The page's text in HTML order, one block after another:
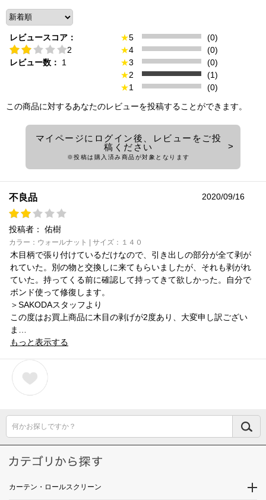
レビュースコア：
2
レビュー数：
1
★5
(0)
★4
(0)
★3
(0)
★2
(1)
★1
(0)
この商品に対するあなたのレビューを投稿することができます。
マイページにログイン後、レビューをご投
稿ください
※投稿は購入済み商品が対象となります
不良品 2020/09/16
投稿者： 佑樹
カラー：ウォールナット | サイズ：１４０
木目柄で張り付けているだけなので、引き出しの部分が全て剥が
れていた。別の物と交換しに来てもらいましたが、それも剥がれ
ていた。持ってくる前に確認して持ってきて欲しかった。自分で
ボンド使って修復します。
＞SAKODAスタッフより
この度はお買上商品に木目の剥げが2度あり、大変申し訳ござい
ま…
もっと表示する
何かお探しですか？
カーテン・ロールスクリーン